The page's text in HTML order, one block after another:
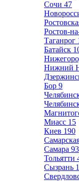
Сочи 47
Ростов-
Таганрог
Батайск
Нижний
Бор 9
Миасс 15
Киев 190
Самара 93
Тольятти
Сызрань